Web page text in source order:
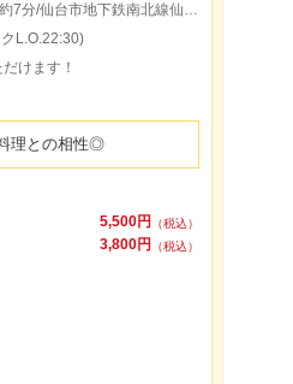
仙台市地下鉄東西線青葉通一番町駅南１出口より徒歩約7分/仙台市地下鉄南北線仙台駅西１出口より徒歩約13分
L.O.22:30)
けます！
理との相性◎
5,500円
（税込）
3,800円
（税込）